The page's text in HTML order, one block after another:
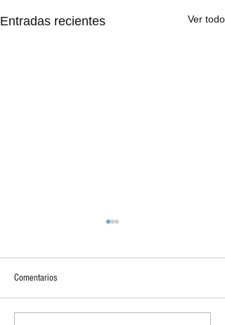
Entradas recientes Ver todo
Comentarios